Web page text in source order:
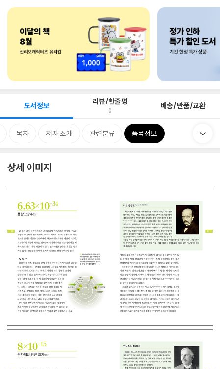
도서정보 리뷰/한줄평
0 배송/반품/교환
목차 저자 소개 관련분류 품목정보
상세 이미지